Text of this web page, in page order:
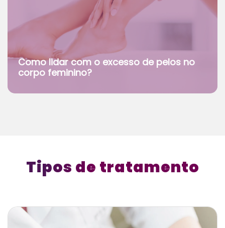
Como lidar com o excesso de pelos no
corpo feminino?
Tipos de tratamento